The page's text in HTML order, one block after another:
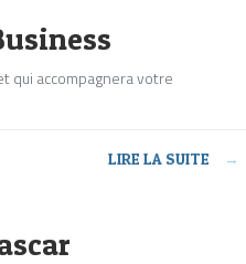
qui accompagnera votre
LIRE LA SUITE →